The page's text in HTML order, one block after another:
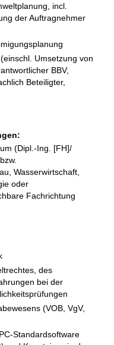
incl.
der Auftragnehmer
Umsetzung von
BBV,
Beteiligter,
(Dipl.-Ing. [FH]/​
Wasserwirtschaft,
oder
Fachrichtung
des
bei der
(VOB, VgV,
Standardsoftware